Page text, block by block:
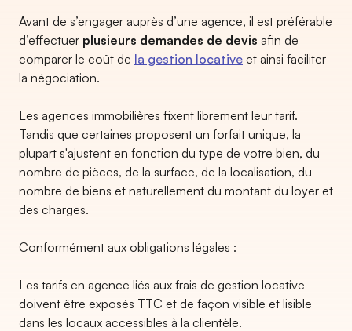
Avant de s’engager auprès d’une agence, il est préférable
d’effectuer plusieurs demandes de devis afin de
comparer le coût de la gestion locative et ainsi faciliter
la négociation.
Les agences immobilières fixent librement leur tarif.
Tandis que certaines proposent un forfait unique, la
plupart s'ajustent en fonction du type de votre bien, du
nombre de pièces, de la surface, de la localisation, du
nombre de biens et naturellement du montant du loyer et
des charges.
Conformément aux obligations légales :
Les tarifs en agence liés aux frais de gestion locative
doivent être exposés TTC et de façon visible et lisible
dans les locaux accessibles à la clientèle.